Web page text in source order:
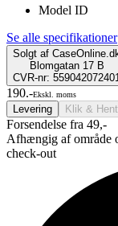
Model ID
Se alle specifikationer
Solgt af
Blomgatan 17 B
CVR-nr: 559042072401
190.-Ekskl. moms
Levering Klik & Hent
Forsendelse fra 49,-
Afhængig af område
check-out